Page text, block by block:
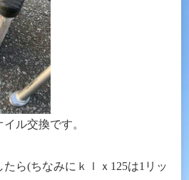
ル交換です。
ら(ちなみにｋｌｘ125は1リッ